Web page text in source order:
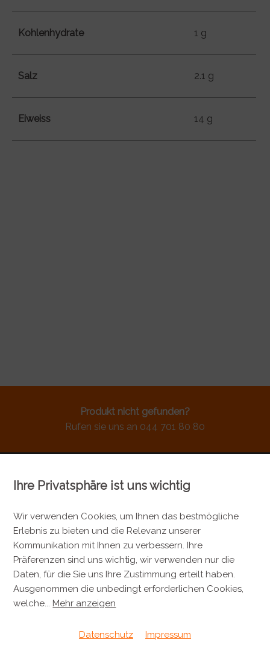
Kohlenhydrate 1 g
Salz 2.1 g
Eiweiss 14 g
Produkt nicht gefunden?
Rufen sie uns an 044 701 80 80
KONTAKT
Metzgerei Künzli AG
Mülistrasse 7
8143 Stallikon
+41 44 701 80 80
info@metzgereikuenzli.ch
Ihre Privatsphäre ist uns wichtig
Wir verwenden Cookies, um Ihnen das bestmögliche
Erlebnis zu bieten und die Relevanz unserer
Kommunikation mit Ihnen zu verbessern. Ihre
Präferenzen sind uns wichtig, wir verwenden nur die
Daten, für die Sie uns Ihre Zustimmung erteilt haben.
Ausgenommen die unbedingt erforderlichen Cookies,
welche... Mehr anzeigen
Datenschutz Impressum